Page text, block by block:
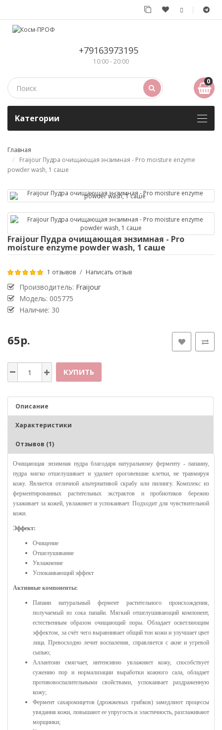
+79163973195
10:00 - 20:00
0
Kатегории
Главная
Fraijour Пудра очищающая энзимная - Pro moisture enzyme
powder wash, 1 саше
Fraijour Пудра очищающая энзимная - Pro
moisture enzyme powder wash, 1 саше
1 отзывов / Написать отзыв
Производитель: Fraijour
Модель: 005775
Наличие: 30
65р.
КУПИТЬ
Описание
Характеристики
Отзывов (1)
Очищающая энзимная пудра благодаря натуральному ферменту - папаину,
пудра мягко отшелушивает и удаляет ороговевшие клетки, не травмируя
кожу. Является отличной альтернативой скрабу или пилингу. Комплекс из
ферментированных растительных экстрактов и пробиотиков бережно
ухаживает за кожей, увлажняет и успокаивает. Подходит для чувствительной
кожи.
Эффект:
Очищение
Отшелушивание
Увлажнение
Успокаивающий эффект
Активные компоненты:
Папаин натуральный фермент растительного происхождения,
получаемый из сока папайи. Мягкий отшелушивающий компонент,
естественным образом очищающий поры. Обладает осветляющим
эффектом, за счёт чего выравнивает общий тон кожи и улучшает цвет
лица. Превосходно лечит воспаления, справляется с акне и угревой
сыпью;
Аллантоин смягчает, интенсивно увлажняет кожу, способствует
сужению пор и нормализации выработки кожного сала, обладает
противовоспалительными свойствами, успокаивает раздраженную
кожу;
Фермент сахаромицетов (дрожжевых грибков) замедляют процессы
увядания кожи, повышают ее упругость и эластичность, разглаживают
морщинки;